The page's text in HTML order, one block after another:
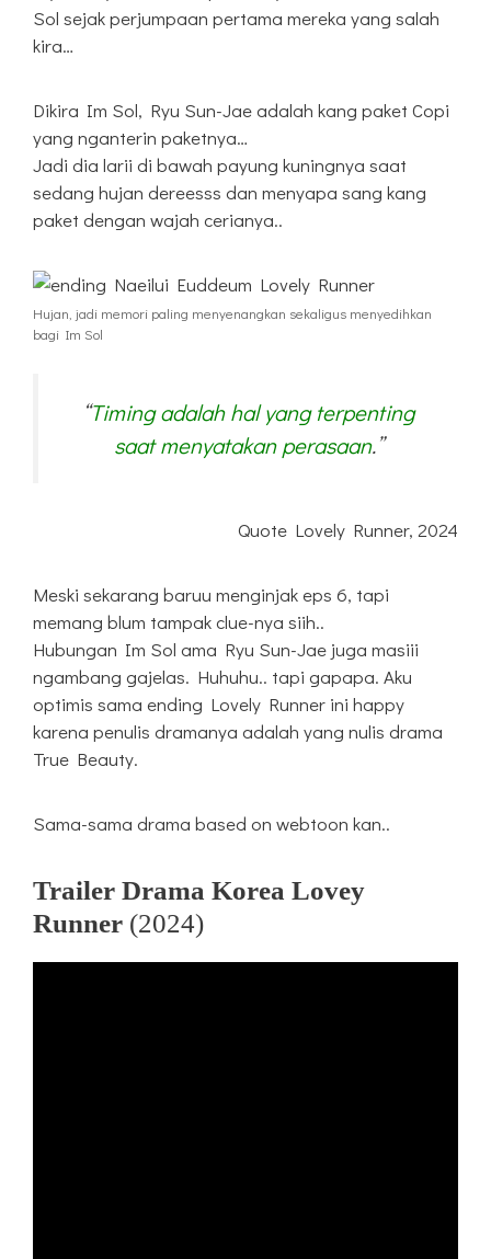
Sol sejak perjumpaan pertama mereka yang salah
kira…
Dikira Im Sol, Ryu Sun-Jae adalah kang paket Copi
yang nganterin paketnya…
Jadi dia larii di bawah payung kuningnya saat
sedang hujan dereesss dan menyapa sang kang
paket dengan wajah cerianya..
Hujan, jadi memori paling menyenangkan sekaligus menyedihkan
bagi Im Sol
“Timing adalah hal yang terpenting
saat menyatakan perasaan.”
Quote Lovely Runner, 2024
Meski sekarang baruu menginjak eps 6, tapi
memang blum tampak clue-nya siih..
Hubungan Im Sol ama Ryu Sun-Jae juga masiii
ngambang gajelas. Huhuhu.. tapi gapapa. Aku
optimis sama ending Lovely Runner ini happy
karena penulis dramanya adalah yang nulis drama
True Beauty.
Sama-sama drama based on webtoon kan..
Trailer Drama Korea Lovey
Runner (2024)